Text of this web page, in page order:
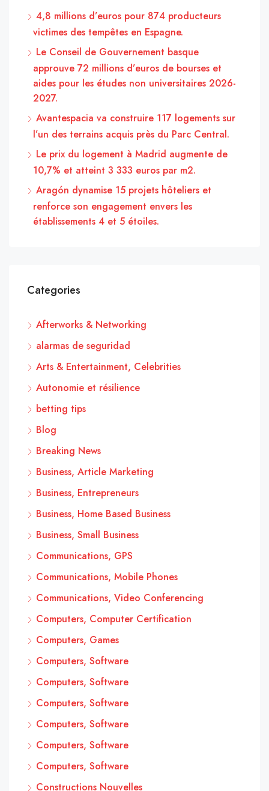
4,8 millions d’euros pour 874 producteurs
victimes des tempêtes en Espagne.
Le Conseil de Gouvernement basque
approuve 72 millions d’euros de bourses et
aides pour les études non universitaires 2026-
2027.
Avantespacia va construire 117 logements sur
l’un des terrains acquis près du Parc Central.
Le prix du logement à Madrid augmente de
10,7% et atteint 3 333 euros par m2.
Aragón dynamise 15 projets hôteliers et
renforce son engagement envers les
établissements 4 et 5 étoiles.
Categories
Afterworks & Networking
alarmas de seguridad
Arts & Entertainment, Celebrities
Autonomie et résilience
betting tips
Blog
Breaking News
Business, Article Marketing
Business, Entrepreneurs
Business, Home Based Business
Business, Small Business
Communications, GPS
Communications, Mobile Phones
Communications, Video Conferencing
Computers, Computer Certification
Computers, Games
Computers, Software
Computers, Software
Computers, Software
Computers, Software
Computers, Software
Computers, Software
Constructions Nouvelles